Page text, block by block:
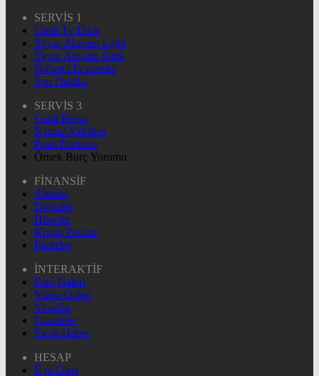
SERVİS 1
Canlı Tv Dark
Yayın Akışları Light
Yayın Akışları Dark
Nöbetçi Eczaneler
Son Dakika
SERVİS 3
Canlı Borsa
Namaz Vakitleri
Puan Durumu
Örnek Burç Yorumu
FİNANSİF
Altınlar
Dövizler
Hisseler
Kripto Paralar
Pariteler
İNTERAKTİF
Foto Galeri
Video Galeri
Yazarlar
Gazeteler
Sıcak Haber
HESAP
Üye Giriş